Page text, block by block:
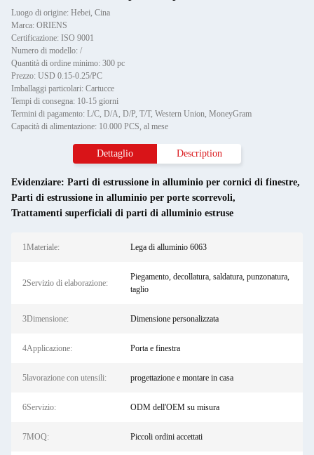
Luogo di origine: Hebei, Cina
Marca: ORIENS
Certificazione: ISO 9001
Numero di modello: /
Quantità di ordine minimo: 300 pc
Prezzo: USD 0.15-0.25/PC
Imballaggi particolari: Cartucce
Tempi di consegna: 10-15 giorni
Termini di pagamento: L/C, D/A, D/P, T/T, Western Union, MoneyGram
Capacità di alimentazione: 10.000 PCS, al mese
Dettaglio Description
Evidenziare: Parti di estrussione in alluminio per cornici di finestre,
Parti di estrussione in alluminio per porte scorrevoli,
Trattamenti superficiali di parti di alluminio estruse
1Materiale: Lega di alluminio 6063
2Servizio di elaborazione:
Piegamento, decollatura, saldatura, punzonatura,
taglio
3Dimensione: Dimensione personalizzata
4Applicazione: Porta e finestra
5lavorazione con utensili: progettazione e montare in casa
6Servizio: ODM dell'OEM su misura
7MOQ: Piccoli ordini accettati